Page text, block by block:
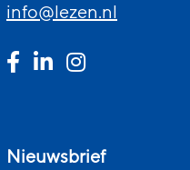
info@lezen.nl
Nieuwsbrief